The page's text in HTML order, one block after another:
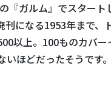
『ガルム』でスター
になる1953年まで、
以上。100ものカバ
ほどだったそうです。